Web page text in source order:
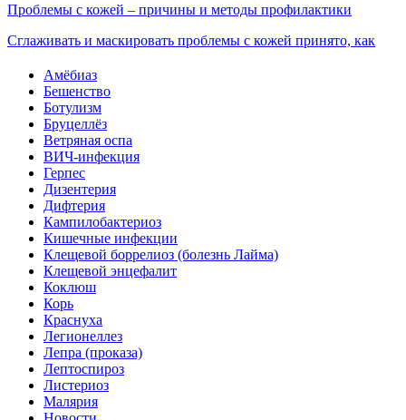
Проблемы с кожей – причины и методы профилактики
Сглаживать и маскировать проблемы с кожей принято, как
Амёбиаз
Бешенство
Ботулизм
Бруцеллёз
Ветряная оспа
ВИЧ-инфекция
Герпес
Дизентерия
Дифтерия
Кампилобактериоз
Кишечные инфекции
Клещевой боррелиоз (болезнь Лайма)
Клещевой энцефалит
Коклюш
Корь
Краснуха
Легионеллез
Лепра (проказа)
Лептоспироз
Листериоз
Малярия